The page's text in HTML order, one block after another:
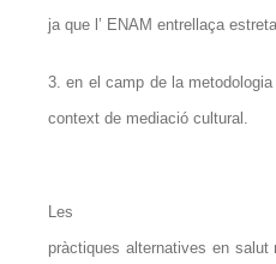
ja que l’ ENAM entrellaça
3. en el camp de la
context de mediació cultural.
Les
pràctiques alternatives en